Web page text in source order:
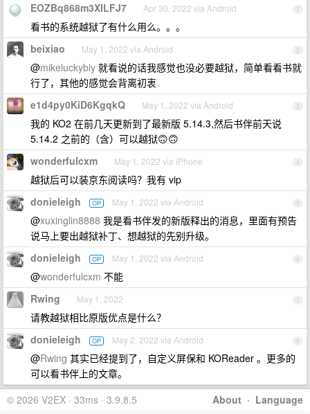
1
EOZBq868m3XILFJ7 Apr 30, 2022 via Android
看书的系统越狱了有什么用么。。。
2
beixiao May 1, 2022 via Android
@mikeluckybiy 就看说的话我感觉也没必要越狱，简单看看书就
行了，其他的感觉会背离初衷
3
e1d4py0KiD6KgqkQ May 1, 2022 via Android
我的 KO2 在前几天更新到了最新版 5.14.3,然后书伴前天说
5.14.2 之前的（含）可以越狱🙃🙃
4
wonderfulcxm May 1, 2022 via iPhone
越狱后可以装京东阅读吗？我有 vip
5
donieleigh OP May 1, 2022 via Android
@xuxinglin8888 我是看书伴发的新版释出的消息，里面有预告
说马上要出越狱补丁、想越狱的先别升级。
6
donieleigh OP May 1, 2022 via Android
@wonderfulcxm 不能
7
Rwing May 1, 2022
请教越狱相比原版优点是什么？
8
donieleigh OP May 2, 2022 via Android
@Rwing 其实已经提到了，自定义屏保和 KOReader 。更多的
可以看书伴上的文章。
About · Language
© 2026 V2EX · 33ms · 3.9.8.5